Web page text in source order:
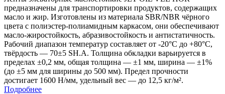
предназначены для транспортировки продуктов, содержащих
масло и жир. Изготовлены из материала SBR/NBR чёрного
цвета с полиэстер-полиамидным каркасом, они обеспечивают
масло-жиростойкость, абразивостойкость и антистатичность.
Рабочий диапазон температур составляет от -20°С до +80°C,
твёрдость — 70±5 SH.A. Толщина обкладки варьируется в
пределах ±0,2 мм, общая толщина — ±1 мм, ширина — ±1%
(до ±5 мм для ширины до 500 мм). Предел прочности
достигает 1600 Н/мм, удельный вес — до 12,5 кг/м².
Подробнее